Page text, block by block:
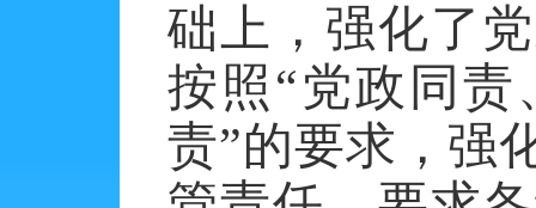
础上，强化了
按照 “党政同
责”的要求，强